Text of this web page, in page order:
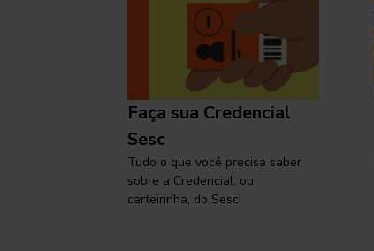
Faça sua Credencial
Sesc
Tudo o que você precisa saber
sobre a Credencial, ou
carteirinha, do Sesc!